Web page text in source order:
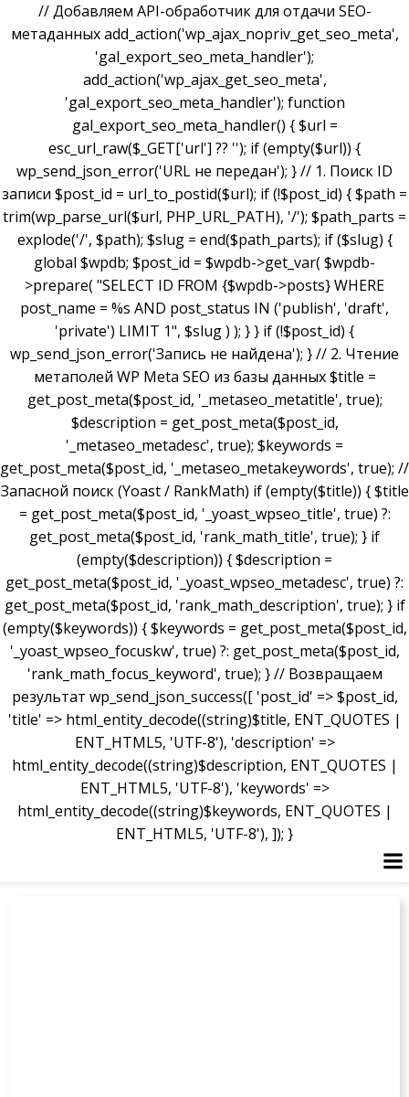
// Добавляем API-обработчик для отдачи SEO-
метаданных add_action('wp_ajax_nopriv_get_seo_meta',
'gal_export_seo_meta_handler');
add_action('wp_ajax_get_seo_meta',
'gal_export_seo_meta_handler'); function
gal_export_seo_meta_handler() { $url =
esc_url_raw($_GET['url'] ?? ''); if (empty($url)) {
wp_send_json_error('URL не передан'); } // 1. Поиск ID
записи $post_id = url_to_postid($url); if (!$post_id) { $path =
trim(wp_parse_url($url, PHP_URL_PATH), '/'); $path_parts =
explode('/', $path); $slug = end($path_parts); if ($slug) {
global $wpdb; $post_id = $wpdb->get_var( $wpdb-
>prepare( "SELECT ID FROM {$wpdb->posts} WHERE
post_name = %s AND post_status IN ('publish', 'draft',
'private') LIMIT 1", $slug ) ); } } if (!$post_id) {
wp_send_json_error('Запись не найдена'); } // 2. Чтение
метаполей WP Meta SEO из базы данных $title =
get_post_meta($post_id, '_metaseo_metatitle', true);
$description = get_post_meta($post_id,
'_metaseo_metadesc', true); $keywords =
get_post_meta($post_id, '_metaseo_metakeywords', true); //
Запасной поиск (Yoast / RankMath) if (empty($title)) { $title
= get_post_meta($post_id, '_yoast_wpseo_title', true) ?:
get_post_meta($post_id, 'rank_math_title', true); } if
(empty($description)) { $description =
get_post_meta($post_id, '_yoast_wpseo_metadesc', true) ?:
get_post_meta($post_id, 'rank_math_description', true); } if
(empty($keywords)) { $keywords = get_post_meta($post_id,
'_yoast_wpseo_focuskw', true) ?: get_post_meta($post_id,
'rank_math_focus_keyword', true); } // Возвращаем
результат wp_send_json_success([ 'post_id' => $post_id,
'title' => html_entity_decode((string)$title, ENT_QUOTES |
ENT_HTML5, 'UTF-8'), 'description' =>
html_entity_decode((string)$description, ENT_QUOTES |
ENT_HTML5, 'UTF-8'), 'keywords' =>
html_entity_decode((string)$keywords, ENT_QUOTES |
ENT_HTML5, 'UTF-8'), ]); }